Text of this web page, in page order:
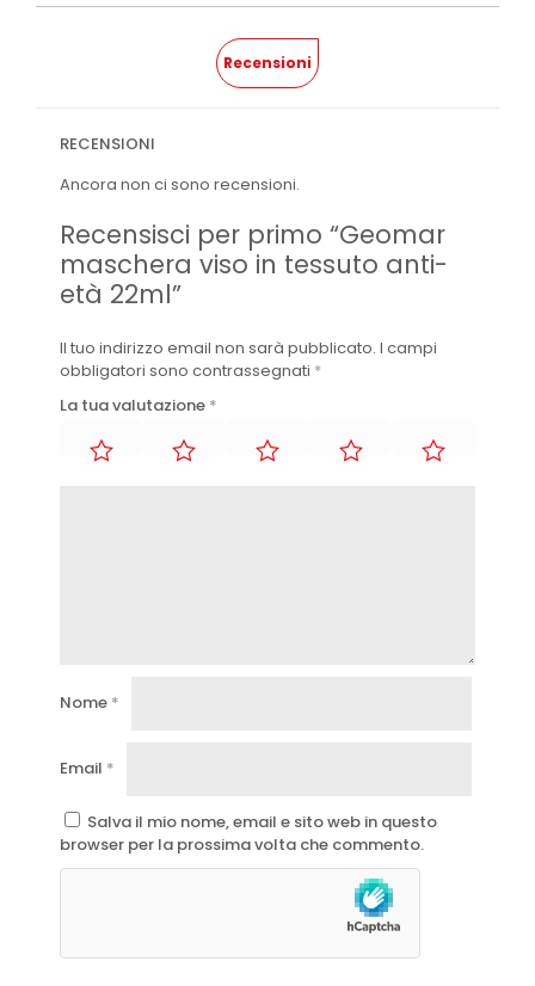
Recensioni
RECENSIONI
Ancora non ci sono recensioni.
Recensisci per primo “Geomar
maschera viso in tessuto anti-
età 22ml”
Il tuo indirizzo email non sarà pubblicato. I campi
obbligatori sono contrassegnati *
La tua valutazione *
Nome *
Email *
Salva il mio nome, email e sito web in questo
browser per la prossima volta che commento.